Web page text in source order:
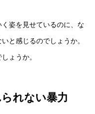
姿を見せているのに、な
と感じるのでしょうか。
ょうか。
れない暴力